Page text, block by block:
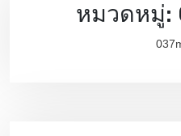
หมวดหมู่: